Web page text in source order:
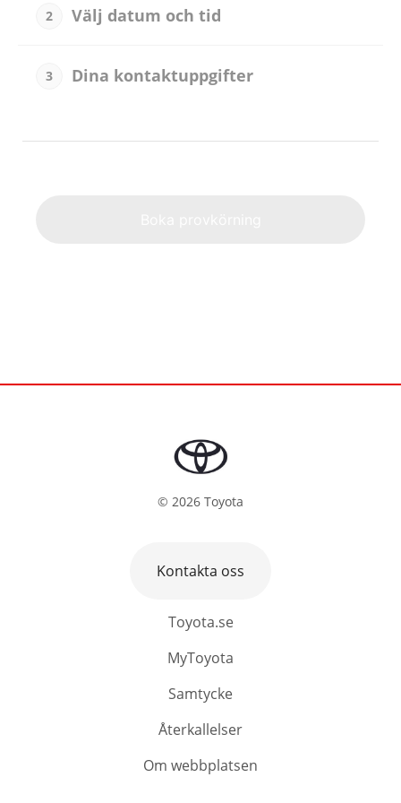
2 Välj datum och tid
3 Dina kontaktuppgifter
© 2026 Toyota
Toyota.se
MyToyota
Samtycke
Återkallelser
Om webbplatsen
Kontakta oss